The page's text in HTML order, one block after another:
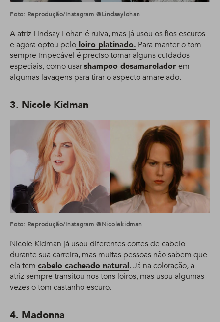
Foto: Reprodução/Instagram @lindsaylohan
A atriz Lindsay Lohan é ruiva, mas já usou os fios escuros
e agora optou pelo loiro platinado. Para manter o tom
sempre impecável é preciso tomar alguns cuidados
especiais, como usarshampoo desamareladorem
algumas lavagens para tirar o aspecto amarelado.
3. Nicole Kidman
Foto: Reprodução/Instagram @nicolekidman
Nicole Kidman já usou diferentes cortes de cabelo
durante sua carreira, mas muitas pessoas não sabem que
ela tem cabelo cacheado natural. Já na coloração, a
atriz sempre transitou nos tons loiros, mas usou algumas
vezes o tom castanho escuro.
4. Madonna